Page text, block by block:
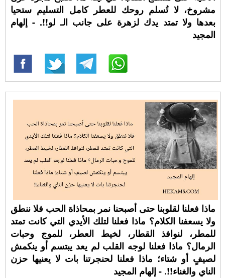
مشروخ، لا تُسلم روحك للعطر كامل التسليم ستحيا
بعدها ولا تمتد يدك لزهرة على جانب الـ لو!!. - إلهام
المجيد
ماذا فعلنا لقلوبنا حتى أصبحنا نمر بمحاذاة الحب فلا ننطق
ولا يسعفنا الكلام؟ ماذا فعلنا لتلك الأيدي التي كانت تمتد
للمطر، لنوافذ القطار، لخيط العطر، للموج وحبات
الرمال؟ ماذا فعلنا لوجه القلب لم يعد يبتسم أو ينكمش
لصيفٍ أو شتاء؛ ماذا فعلنا لحنجرتنا بات لا يعنيها حزن
الناي والغناء!!. - إلهام المجيد